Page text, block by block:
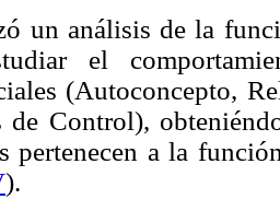
un análisis de la
el
(Autoconcepto,
Control),
pertenecen a la
).